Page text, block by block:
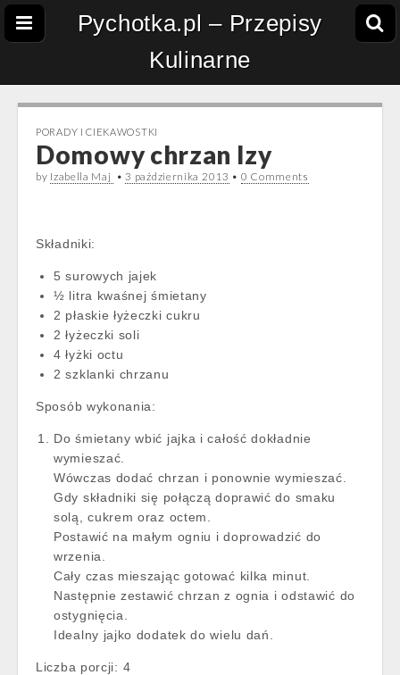
Pychotka.pl – Przepisy
Kulinarne
PORADY I CIEKAWOSTKI
Domowy chrzan Izy
by Izabella Maj •3 października 2013 • 0 Comments
Składniki:
5 surowych jajek
½ litra kwaśnej śmietany
2 płaskie łyżeczki cukru
2 łyżeczki soli
4 łyżki octu
2 szklanki chrzanu
Sposób wykonania:
Do śmietany wbić jajka i całość dokładnie
wymieszać.
Wówczas dodać chrzan i ponownie wymieszać.
Gdy składniki się połączą doprawić do smaku
solą, cukrem oraz octem.
Postawić na małym ogniu i doprowadzić do
wrzenia.
Cały czas mieszając gotować kilka minut.
Następnie zestawić chrzan z ognia i odstawić do
ostygnięcia.
Idealny jajko dodatek do wielu dań.
Liczba porcji: 4